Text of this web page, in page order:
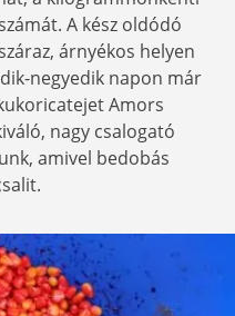
A kész oldódó
árnyékos helyen
negyedik napon már
Amors
nagy csalogató
amivel bedobás